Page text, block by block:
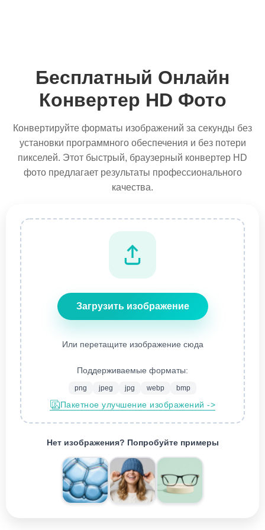
Бесплатный Онлайн
Конвертер HD Фото
Конвертируйте форматы изображений за секунды без
установки программного обеспечения и без потери
пикселей. Этот быстрый, браузерный конвертер HD
фото предлагает результаты профессионального
качества.
Загрузить изображение
Или перетащите изображение сюда
Поддерживаемые форматы:
png jpeg jpg webp bmp
Пакетное улучшение изображений ->
Нет изображения? Попробуйте примеры